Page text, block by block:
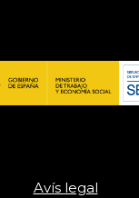
Avís legal